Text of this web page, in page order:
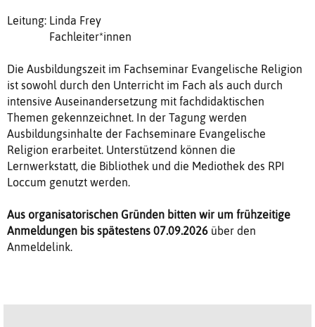
Leitung: Linda Frey
Fachleiter*innen
Die Ausbildungszeit im Fachseminar Evangelische Religion
ist sowohl durch den Unterricht im Fach als auch durch
intensive Auseinandersetzung mit fachdidaktischen
Themen gekennzeichnet. In der Tagung werden
Ausbildungsinhalte der Fachseminare Evangelische
Religion erarbeitet. Unterstützend können die
Lernwerkstatt, die Bibliothek und die Mediothek des RPI
Loccum genutzt werden.
Aus organisatorischen Gründen bitten wir um frühzeitige
Anmeldungen bis spätestens 07.09.2026 über den
Anmeldelink.